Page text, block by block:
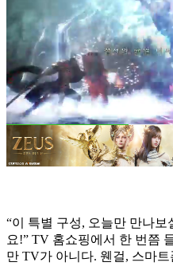
“이 특별 구성, 오늘만 만나보
요!” TV 홈쇼핑에서 한 번쯤
만 TV가 아니다. 웬걸, 스마